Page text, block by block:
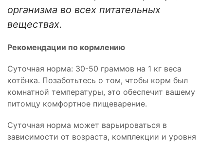
организма во всех питательных
веществах.
Рекомендации по кормлению
Суточная норма: 30-50 граммов на 1 кг веса
котёнка. Позаботьтесь о том, чтобы корм был
комнатной температуры, это обеспечит вашему
питомцу комфортное пищеварение.
Суточная норма может варьироваться в
зависимости от возраста, комплекции и уровня